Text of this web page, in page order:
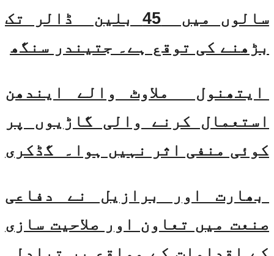
سالوں میں 45 بلین ڈالر تک
بڑھنے کی توقع ہے۔ جتیندر سنگھ
ایتھنول ملاوٹ والے ایندھن
استعمال کرنے والی گاڑیوں پر
کوئی منفی اثر نہیں ہوا۔ گڈکری
بھارت اور برازیل نے دفاعی
صنعت میں تعاون اور صلاحیت سازی